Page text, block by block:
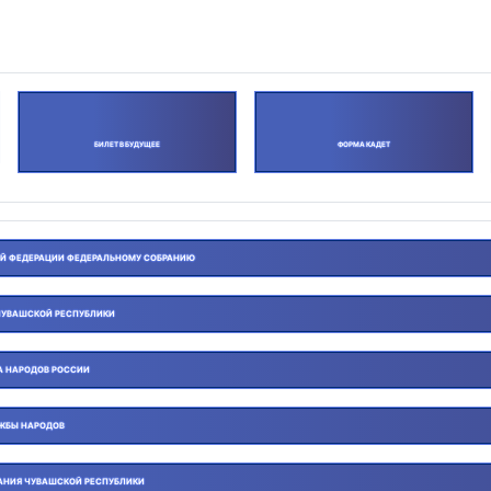
БИЛЕТ В БУДУЩЕЕ
ФОРМА КАДЕТ
ФЕДЕРАЦИИ ФЕДЕРАЛЬНОМУ СОБРАНИЮ
РЕСПУБЛИКИ
НАРОДОВ РОССИИ
НАРОДОВ
ЧУВАШСКОЙ РЕСПУБЛИКИ